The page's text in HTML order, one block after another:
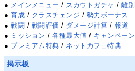
● メインメニュー / スカウトガチャ /離別
●育成 / クラスチェンジ / 勢力ボーナス
●戦闘 / 戦闘評価 / ダメージ計算 / 報道
● ミッション /各種最大値 / キャンペーン
● プレミアム特典 / ネットカフェ特典
掲示板